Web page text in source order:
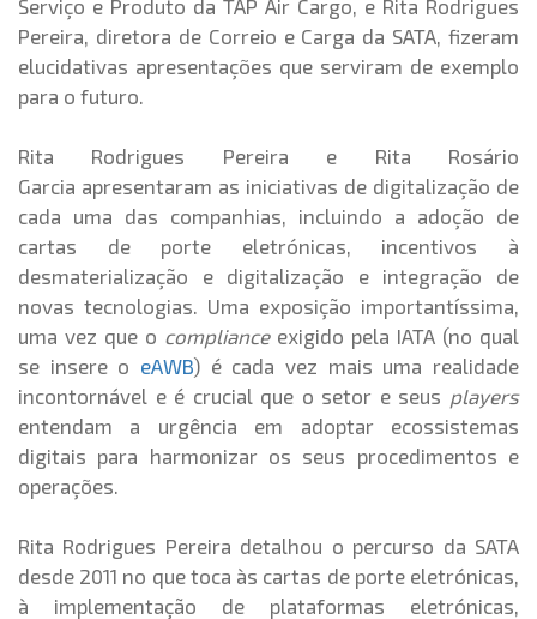
Serviço e Produto da TAP Air Cargo, e Rita Rodrigues
Pereira, diretora de Correio e Carga da SATA, fizeram
elucidativas apresentações que serviram de exemplo
para o futuro.
Rita Rodrigues Pereira e Rita Rosário
Garcia apresentaram as iniciativas de digitalização de
cada uma das companhias, incluindo a adoção de
cartas de porte eletrónicas, incentivos à
desmaterialização e digitalização e integração de
novas tecnologias. Uma exposição importantíssima,
uma vez que o compliance exigido pela IATA (no qual
se insere o eAWB) é cada vez mais uma realidade
incontornável e é crucial que o setor e seus players
entendam a urgência em adoptar ecossistemas
digitais para harmonizar os seus procedimentos e
operações.
Rita Rodrigues Pereira detalhou o percurso da SATA
desde 2011 no que toca às cartas de porte eletrónicas,
à implementação de plataformas eletrónicas,